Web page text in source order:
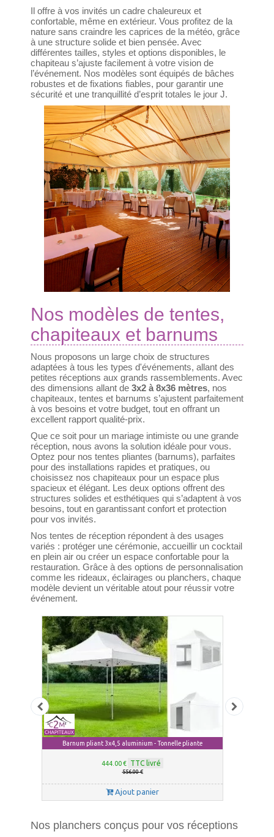
Il offre à vos invités un cadre chaleureux et
confortable, même en extérieur. Vous profitez de la
nature sans craindre les caprices de la météo, grâce
à une structure solide et bien pensée. Avec
différentes tailles, styles et options disponibles, le
chapiteau s’ajuste facilement à votre vision de
l’événement. Nos modèles sont équipés de bâches
robustes et de fixations fiables, pour garantir une
sécurité et une tranquillité d’esprit totales le jour J.
Nos modèles de tentes,
chapiteaux et barnums
Nous proposons un large choix de structures
adaptées à tous les types d'événements, allant des
petites réceptions aux grands rassemblements. Avec
des dimensions allant de 3x2 à 8x36 mètres, nos
chapiteaux, tentes et barnums s’ajustent parfaitement
à vos besoins et votre budget, tout en offrant un
excellent rapport qualité-prix.
Que ce soit pour un mariage intimiste ou une grande
réception, nous avons la solution idéale pour vous.
Optez pour nos tentes pliantes (barnums), parfaites
pour des installations rapides et pratiques, ou
choisissez nos chapiteaux pour un espace plus
spacieux et élégant. Les deux options offrent des
structures solides et esthétiques qui s’adaptent à vos
besoins, tout en garantissant confort et protection
pour vos invités.
Nos tentes de réception répondent à des usages
variés : protéger une cérémonie, accueillir un cocktail
en plein air ou créer un espace confortable pour la
restauration. Grâce à des options de personnalisation
comme les rideaux, éclairages ou planchers, chaque
modèle devient un véritable atout pour réussir votre
événement.
Barnum pliant 3x4,5 aluminium - Tonnelle pliante
444.00 € TTC livré
556.00 €
Ajout panier
Nos planchers conçus pour vos réceptions